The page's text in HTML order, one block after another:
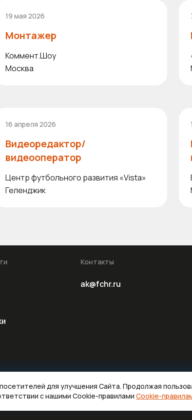
19 мая 2026
Монтажер
Коммент.Шоу
Москва
16 апреля 2026
Видеоредактор/
видеооператор
Центр футбольного развития «Vista»
Геленджик
Контакты
ak@fchr.ru
для улучшения Сайта. Продолжая
с нашими Cookie-правилами Cookie-